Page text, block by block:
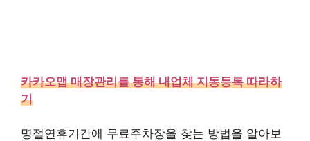
카카오맵 매장관리를 통해 내업체 지동등록 따라하
기
명절연휴기간에 무료주차장을 찾는 방법을 알아보